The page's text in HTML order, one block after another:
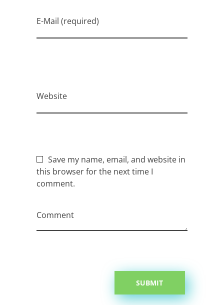
E-Mail (required)
Website
Save my name, email, and website in
this browser for the next time I
comment.
Comment